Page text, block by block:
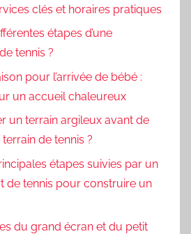
clés et horaires pratiques
étapes d’une
tennis ?
pour l’arrivée de bébé :
un accueil chaleureux
un terrain argileux avant de
de tennis ?
étapes suivies par un
de tennis pour construire un
du grand écran et du petit